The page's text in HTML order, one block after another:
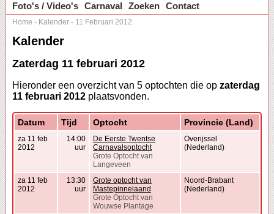
Foto's / Video's Carnaval Zoeken Contact
Home - Kalender - 11 Februari 2012
Kalender
Zaterdag 11 februari 2012
Hieronder een overzicht van 5 optochten die op zaterdag
11 februari 2012 plaatsvonden.
Datum Tijd Optocht Provincie (Land)
za 11 feb
2012
14:00
uur
De Eerste Twentse
Carnavalsoptocht
Grote Optocht van
Langeveen
Overijssel
(Nederland)
za 11 feb
2012
13:30
uur
Grote optocht van
Mastepinnelaand
Grote Optocht van
Wouwse Plantage
Noord-Brabant
(Nederland)